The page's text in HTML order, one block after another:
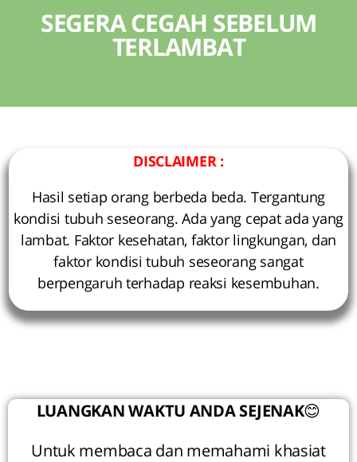
SEGERA CEGAH SEBELUM
TERLAMBAT
DISCLAIMER :
Hasil setiap orang berbeda beda. Tergantung
kondisi tubuh seseorang. Ada yang cepat ada yang
lambat. Faktor kesehatan, faktor lingkungan, dan
faktor kondisi tubuh seseorang sangat
berpengaruh terhadap reaksi kesembuhan.
LUANGKAN WAKTU ANDA SEJENAK😊
Untuk membaca dan memahami khasiat